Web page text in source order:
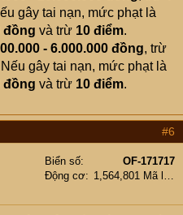
gây tai nạn, mức phạt là
đồng và trừ 10 điểm.
- 6.000.000 đồng, trừ
gây tai nạn, mức phạt là
đồng và trừ 10 điểm.
#6
Biển số
OF-171717
Động cơ